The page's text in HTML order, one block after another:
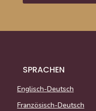
SPRACHEN
Englisch-Deutsch
Französisch-Deutsch